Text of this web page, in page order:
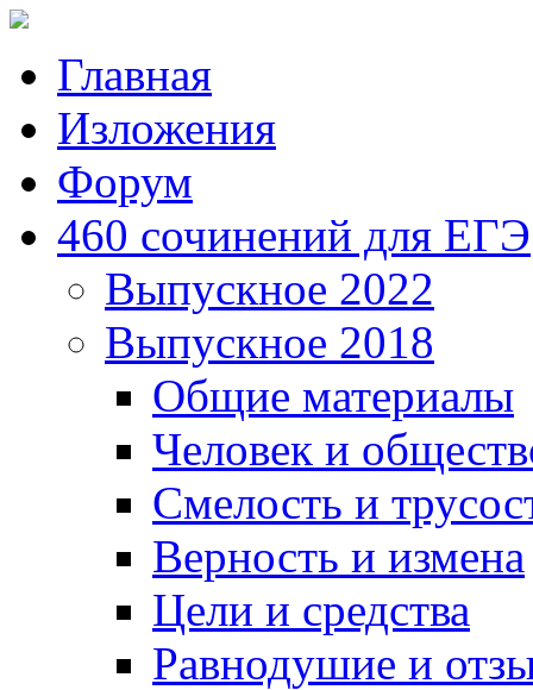
Главная
Изложения
Форум
460 сочинений для ЕГЭ
Выпускное 2022
Выпускное 2018
Общие материалы
Человек и
Смелость и
Верность и измена
Цели и средства
Равнодушие и